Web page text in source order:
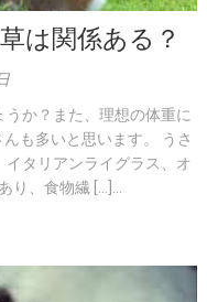
は関係ある？
か？また、理想の体重に
も多いと思います。 うさ
タリアンライグラス、オ
り、食物繊 […]...